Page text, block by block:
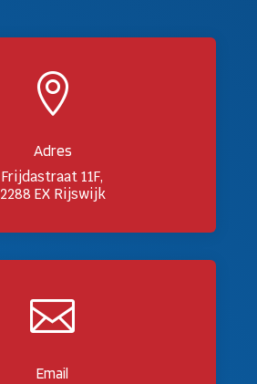

Adres
Frijdastraat 11F,
2288 EX Rijswijk

Email